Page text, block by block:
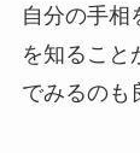
自分の手相
を知ること
でみるのも